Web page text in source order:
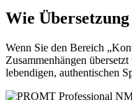
Wie
Wenn Sie den Bereich
Zusammenhängen
lebendigen, authentischen